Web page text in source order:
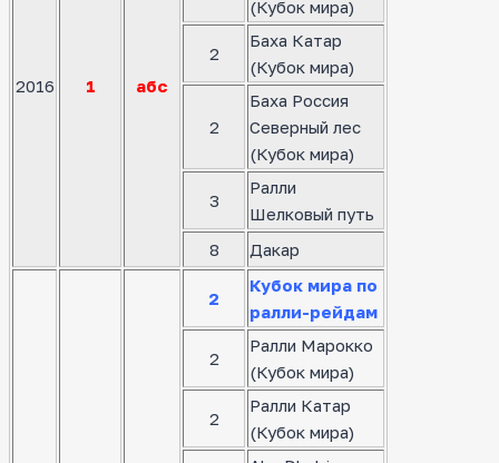
2016 1 абс
(Кубок мира)
2
Баха Катар
(Кубок мира)
2
Баха Россия
Северный лес
(Кубок мира)
3
Ралли
Шелковый путь
8
Дакар
2
Кубок мира по
ралли-рейдам
2
Ралли Марокко
(Кубок мира)
2
Ралли Катар
(Кубок мира)